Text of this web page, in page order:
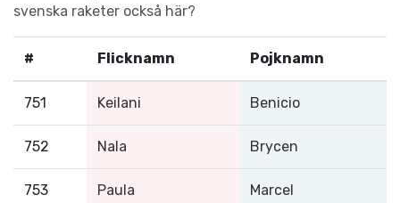
svenska raketer också här?
# Flicknamn Pojknamn
751 Keilani Benicio
752 Nala Brycen
753 Paula Marcel